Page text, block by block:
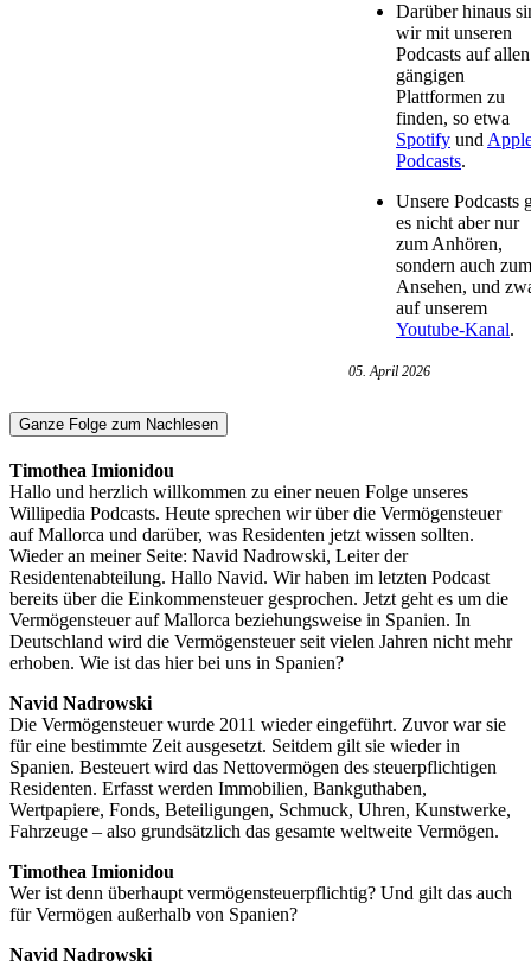
Darüber hinaus
wir mit unseren
Podcasts auf allen
gängigen
Plattformen zu
finden, so etwa
Spotify und
Podcasts.
Unsere Podcasts
es nicht aber nur
zum Anhören,
sondern auch zum
Ansehen, und
auf unserem
Youtube-Kanal.
05. April 2026
Ganze Folge zum Nachlesen
Timothea Imionidou
Hallo und herzlich willkommen zu einer neuen Folge unseres
Willipedia Podcasts. Heute sprechen wir über die Vermögensteuer
auf Mallorca und darüber, was Residenten jetzt wissen sollten.
Wieder an meiner Seite: Navid Nadrowski, Leiter der
Residentenabteilung. Hallo Navid. Wir haben im letzten Podcast
bereits über die Einkommensteuer gesprochen. Jetzt geht es um die
Vermögensteuer auf Mallorca beziehungsweise in Spanien. In
Deutschland wird die Vermögensteuer seit vielen Jahren nicht mehr
erhoben. Wie ist das hier bei uns in Spanien?
Navid Nadrowski
Die Vermögensteuer wurde 2011 wieder eingeführt. Zuvor war sie
für eine bestimmte Zeit ausgesetzt. Seitdem gilt sie wieder in
Spanien. Besteuert wird das Nettovermögen des steuerpflichtigen
Residenten. Erfasst werden Immobilien, Bankguthaben,
Wertpapiere, Fonds, Beteiligungen, Schmuck, Uhren, Kunstwerke,
Fahrzeuge – also grundsätzlich das gesamte weltweite Vermögen.
Timothea Imionidou
Wer ist denn überhaupt vermögensteuerpflichtig? Und gilt das auch
für Vermögen außerhalb von Spanien?
Navid Nadrowski